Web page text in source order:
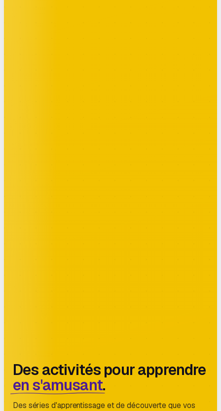
Des activités pour apprendre
en s'amusant.
Des séries d'apprentissage et de découverte que vos